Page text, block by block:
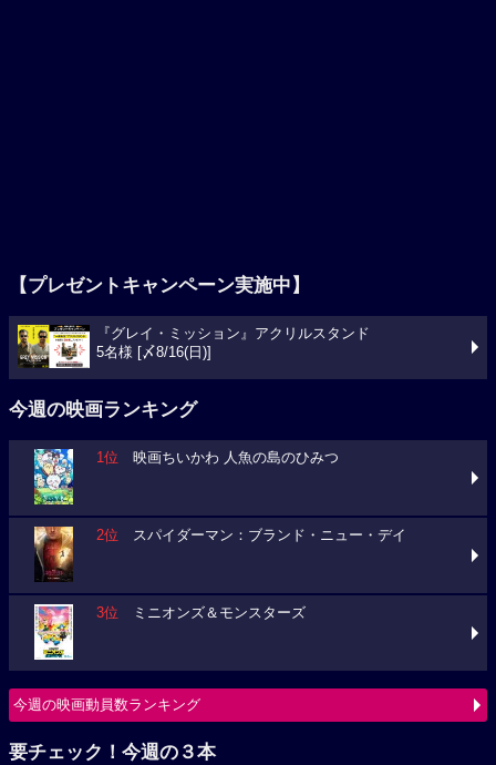
【プレゼントキャンペーン実施中】
『グレイ・ミッション』アクリルスタンド
5名様 [〆8/16(日)]
今週の映画ランキング
1位 映画ちいかわ 人魚の島のひみつ
2位 スパイダーマン：ブランド・ニュー・デイ
3位 ミニオンズ＆モンスターズ
今週の映画動員数ランキング
要チェック！今週の３本